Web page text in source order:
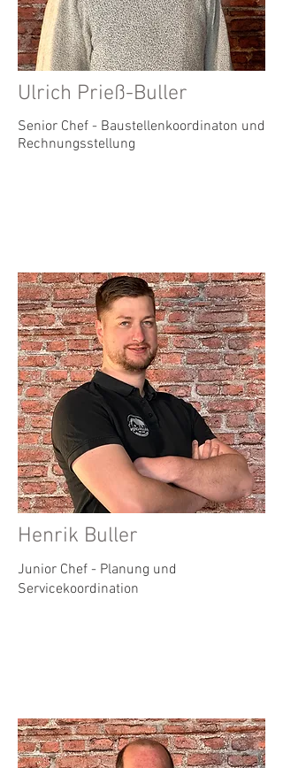
Ulrich Prieß-Buller
Senior Chef - Baustellenkoordinaton und
Rechnungsstellung
Henrik Buller
Junior Chef - Planung und
Servicekoordination